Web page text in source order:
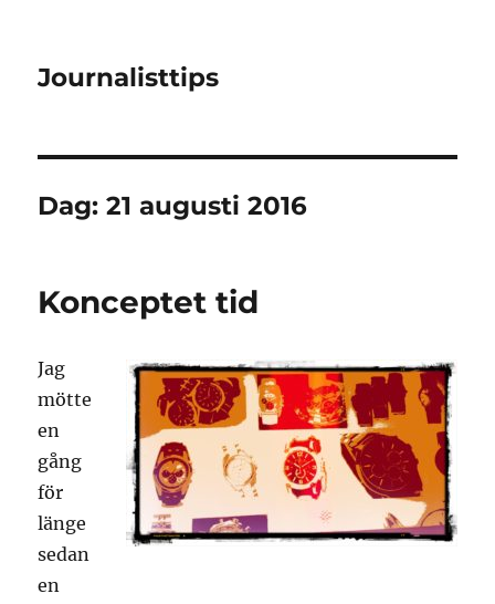
Journalisttips
Dag:21 augusti 2016
Konceptet tid
Jag
mötte
en
gång
för
länge
sedan
en